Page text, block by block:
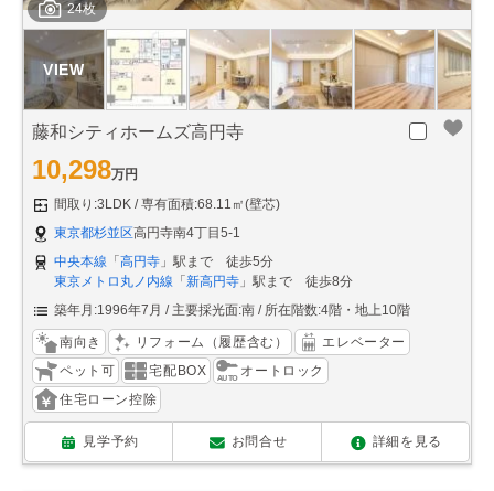
24枚
藤和シティホームズ高円寺
10,298万円
間取り:3LDK
専有面積:68.11㎡(壁芯)
東京都杉並区高円寺南4丁目5-1
中央本線 「 高円寺 」駅まで 徒歩5分
東京メトロ丸ノ内線 「 新高円寺 」駅まで 徒歩8分
築年月:1996年7月
主要採光面:南 所在階数:4階・地上10階
南向き リフォーム（履歴含む）
エレベーター
ペット可
宅配BOX
オートロック
住宅ローン控除
見学予約 お問合せ 詳細を見る